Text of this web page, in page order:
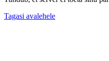
Tagasi avalehele